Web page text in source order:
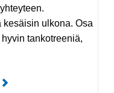
kesäisin ulkona. Osa
tankotreeniä,